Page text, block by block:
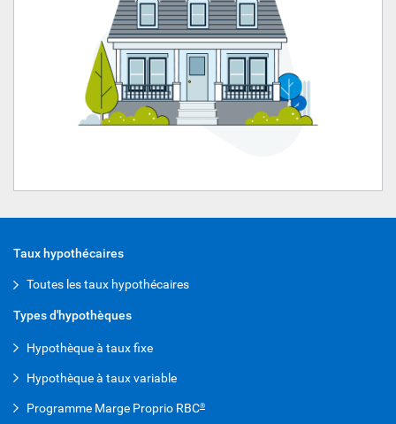
Taux hypothécaires
Toutes les taux hypothécaires
Types d'hypothèques
Hypothèque à taux fixe
Hypothèque à taux variable
Programme Marge Proprio RBC®